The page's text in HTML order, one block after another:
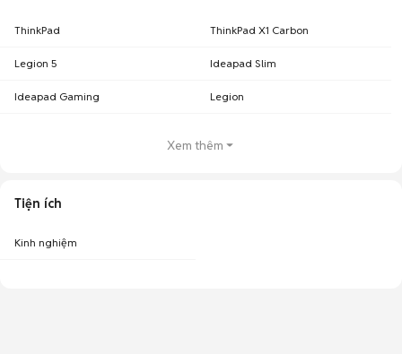
ThinkPad ThinkPad X1 Carbon
Legion 5 Ideapad Slim
Ideapad Gaming Legion
Xem thêm
Tiện ích
Kinh nghiệm